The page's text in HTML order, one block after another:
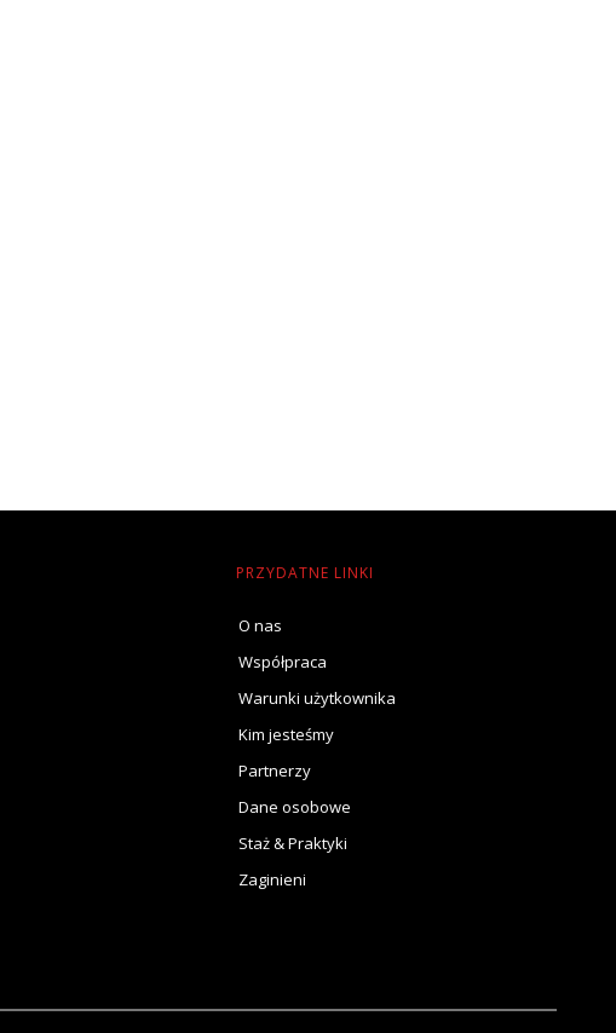
PRZYDATNE LINKI
O nas
Współpraca
Warunki użytkownika
Kim jesteśmy
Partnerzy
Dane osobowe
Staż & Praktyki
Zaginieni